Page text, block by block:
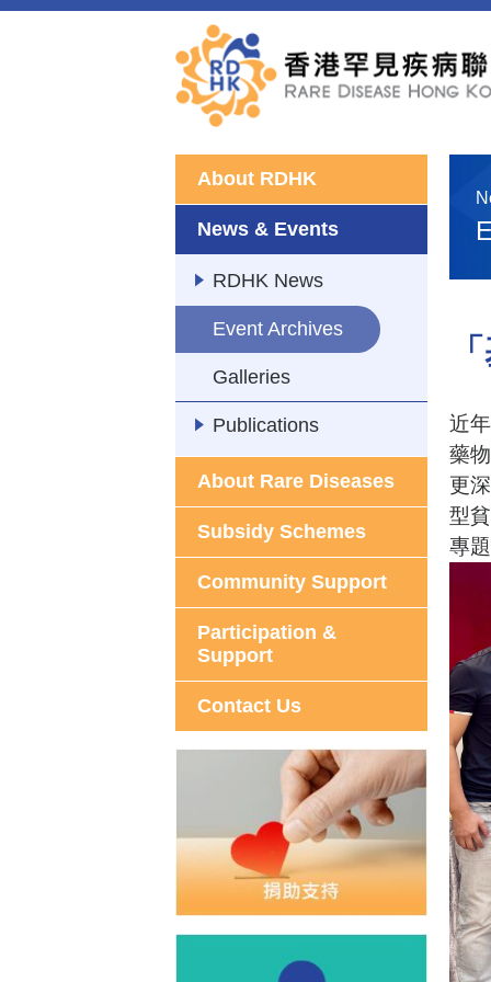
About RDHK
News & Events
RDHK News
Event Archives
Galleries
Publications
About Rare Diseases
Subsidy Schemes
Community Support
Participation &
Support
Contact Us
近
藥
更
型
專